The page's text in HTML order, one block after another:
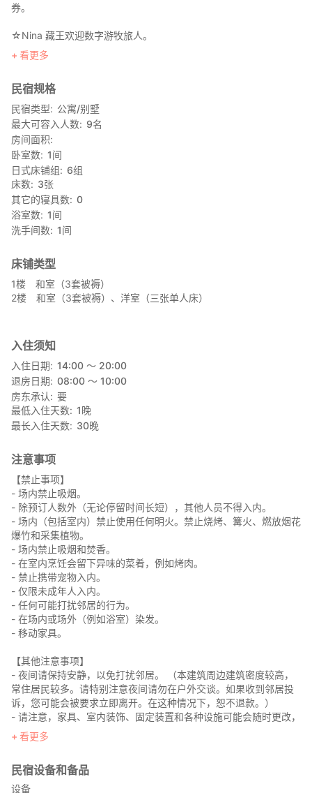
券。
☆Nina 藏王欢迎数字游牧旅人。
整栋包栋别墅附设免费 Wi-Fi，提供舒适的远程工作环境。
・请务必阅读并遵守「住宿规约与限制」。
・Nina 藏王位于藏王山水苑入口大门车程约 7 分钟处。不提供接送
服务，请自备车辆前往。
【关于房屋】
Nina 藏王为两层楼、附设天然温泉的包栋别墅，格局为 3LDK，共
3 间卧室。
■一楼
设有客厅与厨房、日式房间、浴室及厕所。
采光良好，从两个方向引入自然光。备有大型餐桌与沙发，可在此
用餐或休憩。无独立餐厅桌（请使用客厅的桌子用餐）。
※设有空调
※配有大型电视
配有吧台的厨房，设有三口燃气炉系统厨具，并备有基本炊具与足
※未提供食材与调味料，请自备。
□卧室（和室：3 组床垫）
紧邻客厅的和室可作为卧室使用。
※设有空调
□浴室（天然温泉）
浴室为源泉挂流天然温泉。
□露台
围绕客厅与和室设有宽敞露台。可从露台眺望藏王连峰的壮观景
色。
※严禁在露台上烤肉、生火或施放烟花。
□厕所
设有温水洗净便座的厕所。
■二楼
□卧室（和室：3 组床垫）※设有空调
□卧室（洋室：3 张单人床）※设有空调
【住宿须知】
・禁止携带电热板等器具。请于厨房进行烹调，并注意不要留下油
烟或异味。
・使用过的餐具与炊具请洗净并放回原处。如有破损，请务必通知
藏王山水苑管理事务所或访客接待处。
□Wi-Fi
可免费使用。
看更多
民宿规格
民宿类型
公寓/别墅
最大可容入人数
9名
房间面积
卧室数 1间
日式床铺组
6组
床数
3张
其它的寝具数 0
浴室数 1间
洗手间数 1间
床铺类型
1楼 和室（3套被褥）
2楼 和室（3套被褥）、洋室（三张单人床）
入住须知
入住日期
14:00 〜 20:00
退房日期
08:00 〜 10:00
房东承认
要
最低入住天数 1晚
最长入住天数
30晚
注意事项
【禁止事项】
- 场内禁止吸烟。
- 除预订人数外（无论停留时间长短），其他人员不得入内。
- 场内（包括室内）禁止使用任何明火。禁止烧烤、篝火、燃放烟花
爆竹和采集植物。
- 场内禁止吸烟和焚香。
- 在室内烹饪会留下异味的菜肴，例如烤肉。
- 禁止携带宠物入内。
- 仅限未成年人入内。
- 任何可能打扰邻居的行为。
- 在场内或场外（例如浴室）染发。
- 移动家具。
【其他注意事项】
- 夜间请保持安静，以免打扰邻居。 （本建筑周边建筑密度较高，
常住居民较多。请特别注意夜间请勿在户外交谈。如果收到邻居投
诉，您可能会被要求立即离开。在这种情况下，恕不退款。）
- 请注意，家具、室内装饰、固定装置和各种设施可能会随时更改，
恕不另行通知。
・使用后，请将消耗品更换为您自己的物品。
洁用品。
・由于房屋位于自然环境中，因此可能会有昆虫和其他害虫入侵。
看更多
民宿设备和备品
设备